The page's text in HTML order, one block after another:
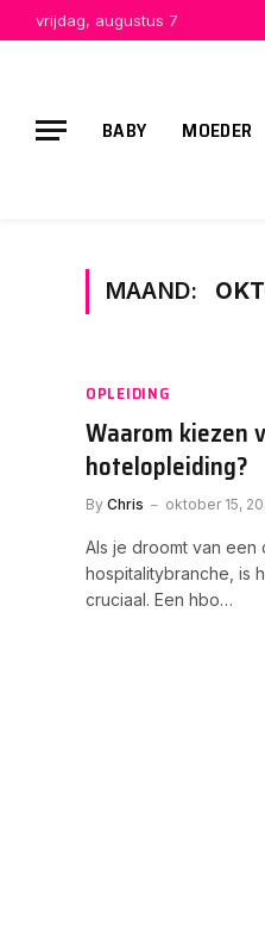
vrijdag, augustus 7
BABY MOEDER
MAAND:
OPLEIDING
Waarom kiezen
hotelopleiding?
By Chris oktober 15,
Als je droomt van een
hospitalitybranche, is
cruciaal. Een hbo…